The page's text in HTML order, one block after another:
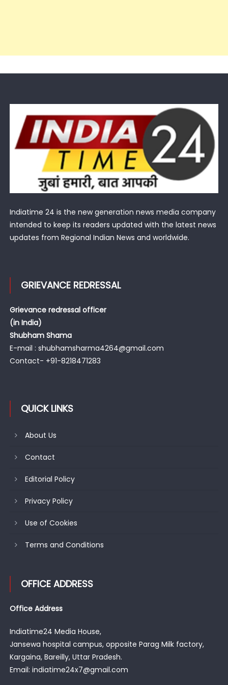
Indiatime 24 is the new generation news media company
intended to keep its readers updated with the latest news
updates from Regional Indian News and worldwide.
GRIEVANCE REDRESSAL
Grievance redressal officer
(in India)
Shubham Shama
E-mail : shubhamsharma4264@gmail.com
Contact- +91-8218471283
QUICK LINKS
About Us
Contact
Editorial Policy
Privacy Policy
Use of Cookies
Terms and Conditions
OFFICE ADDRESS
Office Address
Indiatime24 Media House,
Jansewa hospital campus, opposite Parag Milk factory,
Kargaina, Bareilly, Uttar Pradesh.
Email: indiatime24x7@gmail.com